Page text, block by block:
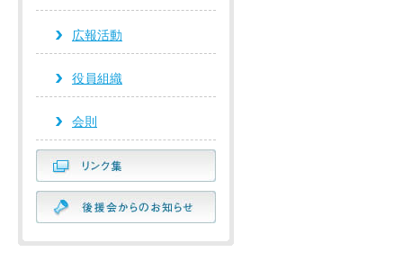
広報活動
役員組織
会則